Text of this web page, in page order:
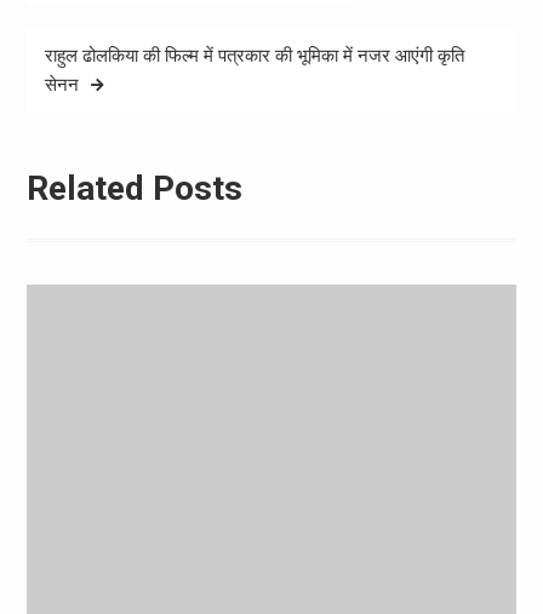
राहुल ढोलकिया की फिल्म में पत्रकार की भूमिका में नजर आएंगी कृति
सेनन
Related Posts